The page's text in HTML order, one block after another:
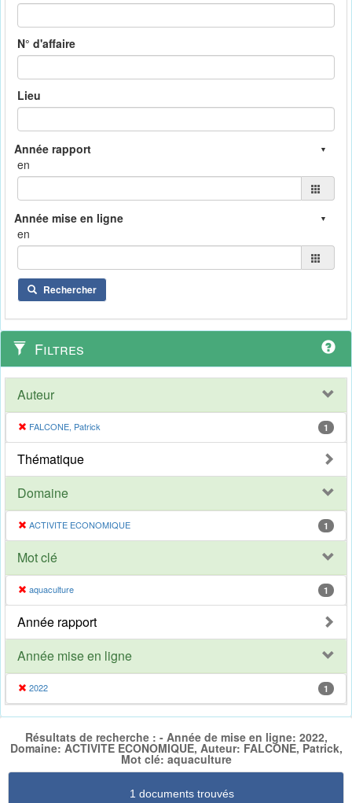
N° d'affaire
Lieu
en
en
Rechercher
Filtres
Auteur
FALCONE, Patrick 1
Thématique
Domaine
ACTIVITE ECONOMIQUE 1
Mot clé
aquaculture 1
Année rapport
Année mise en ligne
2022 1
Résultats de recherche : - Année de mise en ligne: 2022,
Domaine: ACTIVITE ECONOMIQUE, Auteur: FALCONE, Patrick,
Mot clé: aquaculture
1 documents trouvés